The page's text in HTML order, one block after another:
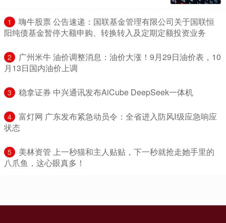
1
​嗨牛股票 公告速递：国联基金管理有限公司关于国联恒
阳纯债基金暂停大额申购、转换转入及定期定额投资业务
2
​广州米牛 油价调整消息：油价大涨！9月29日油价表，10
月13日国内油价上调
3 ​稳拿证券 中兴通讯发布AiCube DeepSeek一体机
4
​富灯网 广东发布紧急动员令：全省进入防风Ⅰ级应急响应
状态
5
​美林资管 上一秒猫和主人贴贴，下一秒就抢走她手里的
八爪鱼，这心眼真多！